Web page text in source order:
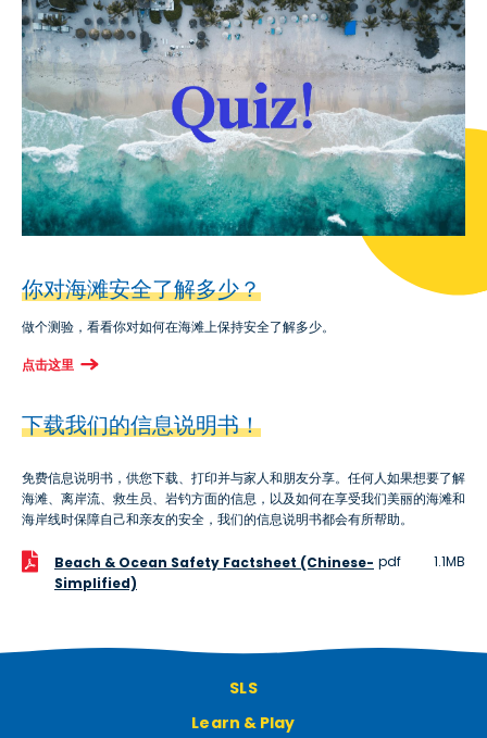
你对海滩安全了解多少？
做个测验，看看你对如何在海滩上保持安全了解多少。
点击这里
下载我们的信息说明书！
免费信息说明书，供您下载、打印并与家人和朋友分享。任何人如果想要了解
海滩、离岸流、救生员、岩钓方面的信息，以及如何在享受我们美丽的海滩和
海岸线时保障自己和亲友的安全，我们的信息说明书都会有所帮助。
Beach & Ocean Safety Factsheet (Chinese-
Simplified)
pdf 1.1MB
SLS
Learn & Play